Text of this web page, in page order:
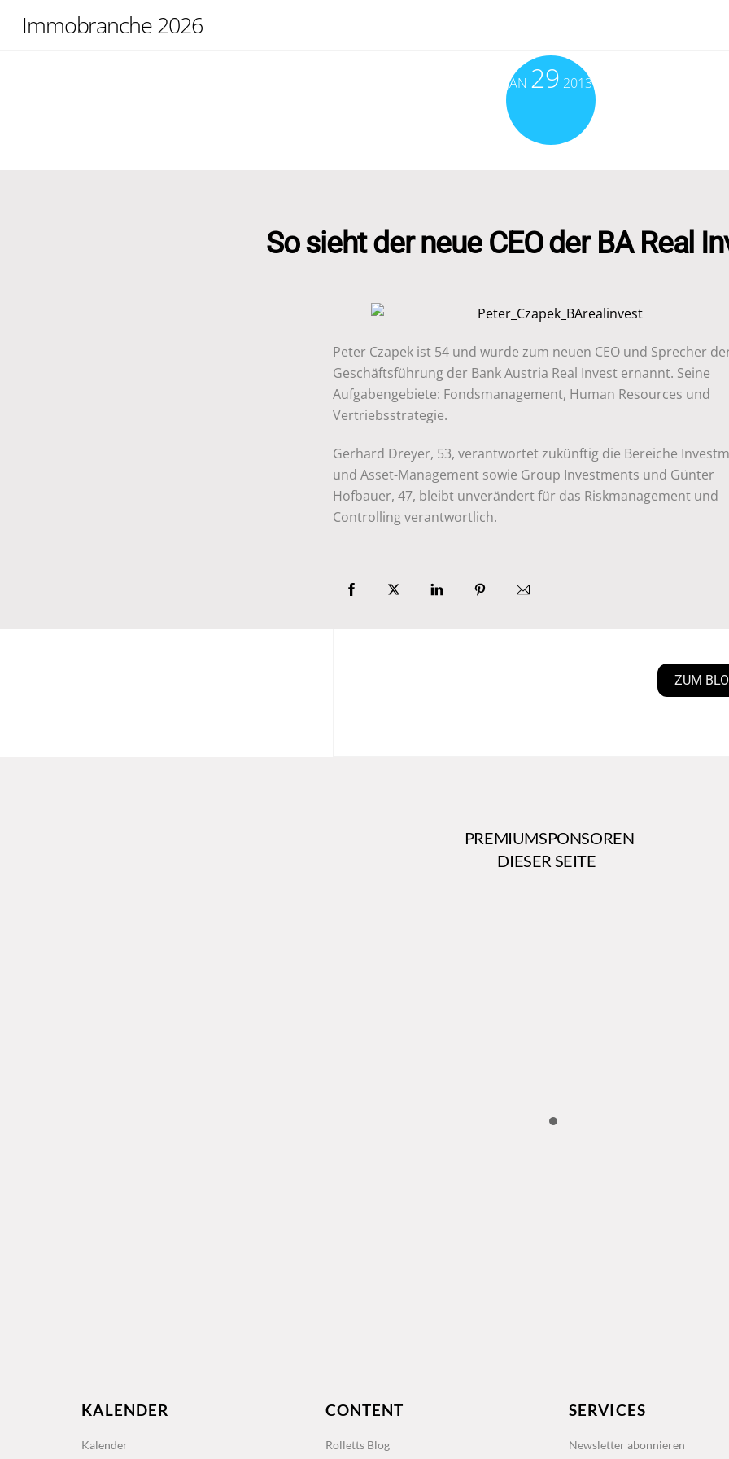
Immobranche 2026
JAN 29 2013
So sieht der neue CEO der BA Real
Peter Czapek ist 54 und wurde zum neuen CEO und Sprecher
Geschäftsführung der Bank Austria Real Invest ernannt. Seine
Aufgabengebiete: Fondsmanagement, Human Resources und
Vertriebsstrategie.
Gerhard Dreyer, 53, verantwortet zukünftig die Bereiche
und Asset-Management sowie Group Investments und Günter
Hofbauer, 47, bleibt unverändert für das Riskmanagement und
Controlling verantwortlich.
ZUM
PREMIUMSPONSOREN
DIESER SEITE
KALENDER
Kalender
CONTENT
Rolletts Blog
SERVICES
Newsletter abonnieren